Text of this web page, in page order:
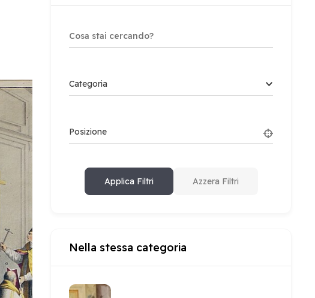
Categoria
Posizione
Applica Filtri Azzera Filtri
Nella stessa categoria